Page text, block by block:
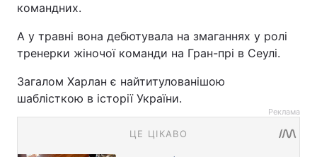
командних.
А у травні вона дебютувала на змаганнях у ролі
тренерки жіночої команди на Гран-прі в Сеулі.
Загалом Харлан є найтитулованішою
шаблісткою в історії України.
Реклама